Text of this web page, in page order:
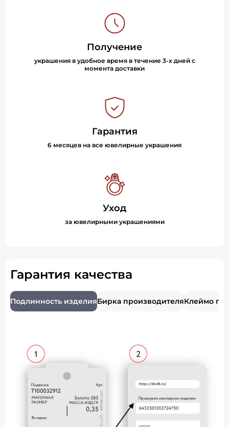
Получение
украшения в удобное время в течение 3-х дней с
момента доставки
Гарантия
6 месяцев на все ювелирные украшения
Уход
за ювелирными украшениями
Гарантия качества
Подлинность изделияБирка производителяКлеймо